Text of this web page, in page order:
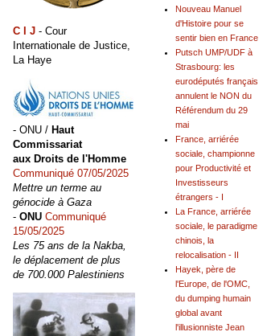
Nouveau Manuel
d'Histoire pour se
sentir bien en France
Putsch UMP/UDF à
Strasbourg: les
eurodéputés français
annulent le NON du
Référendum du 29
mai
France, arriérée
sociale, championne
pour Productivité et
Investisseurs
étrangers - I
La France, arriérée
sociale, le paradigme
chinois, la
relocalisation - II
Hayek, père de
l'Europe, de l'OMC,
du dumping humain
global avant
l'illusionniste Jean
C I J - Cour
Internationale de Justice,
La Haye
- ONU / Haut
Commissariat
aux Droits de l'Homme
Communiqué 07/05/2025
Mettre un terme au
génocide à Gaza
- ONU Communiqué
15/05/2025
Les 75 ans de la Nakba,
le déplacement de plus
de 700.000 Palestiniens